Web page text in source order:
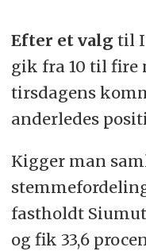
Efter et valg til
gik fra 10 til fire
tirsdagens
anderledes
Kigger man
fastholdt
og fik 33,6